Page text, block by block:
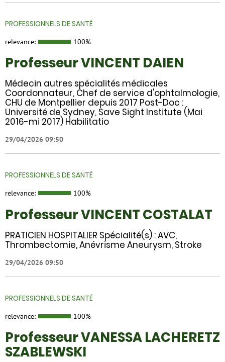
PROFESSIONNELS DE SANTÉ
relevance: 100%
Professeur VINCENT DAIEN
Médecin autres spécialités médicales
Coordonnateur, Chef de service d'ophtalmologie,
CHU de Montpellier depuis 2017 Post-Doc :
Université de Sydney, Save Sight Institute (Mai
2016-mi 2017) Habilitatio
29/04/2026 09:50
PROFESSIONNELS DE SANTÉ
relevance: 100%
Professeur VINCENT COSTALAT
PRATICIEN HOSPITALIER Spécialité(s) : AVC,
Thrombectomie, Anévrisme Aneurysm, Stroke
29/04/2026 09:50
PROFESSIONNELS DE SANTÉ
relevance: 100%
Professeur VANESSA LACHERETZ
SZABLEWSKI